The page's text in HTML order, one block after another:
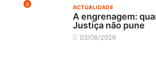
8 ACTUALIDADE
A engrenagem:
Justiça não pune
03/08/2026